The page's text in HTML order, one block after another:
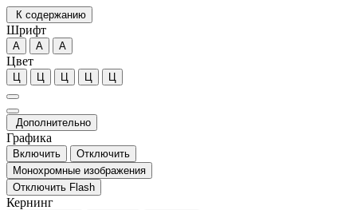
К содержанию
Шрифт
А А А
Цвет
Ц Ц Ц Ц Ц
Дополнительно
Графика
Включить
Отключить
Монохромные изображения
Отключить Flash
Кернинг